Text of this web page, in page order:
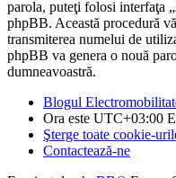
parola, puteţi folosi interfaţa
phpBB. Această procedură
transmiterea numelui de
phpBB va genera o nouă
dumneavoastră.
Blogul
Ora este UTC+03:00
Şterge toate cookie-
Contactează-ne